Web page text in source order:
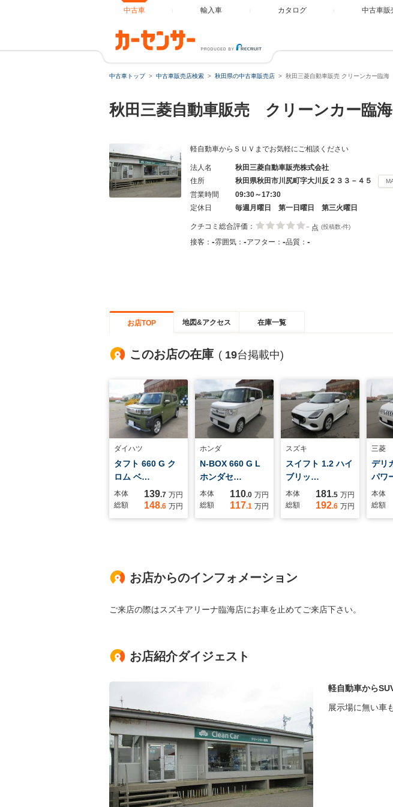
中古車 輸入車 カタログ 中古車販
中古車トップ 中古車販売店検索 秋田県の中古車販売店 秋田三菱自動車販売 クリーンカー臨海
秋田三菱自動車販売 クリーンカー臨海
軽自動車からＳＵＶまでお気軽にご相談ください
法人名
秋田三菱自動車販売株式会社
住所
秋田県秋田市川尻町字大川反２３３－４５
営業時間
09:30～17:30
定休日
毎週月曜日 第一日曜日 第三火曜日
クチコミ総合評価： - 点 (投稿数-件)
接客： -雰囲気： -アフター： -品質： -
お店TOP 地図&アクセス 在庫一覧
このお店の在庫 ( 19台掲載中)
ダイハツ
タフト 660 G ク
ロム ベ…
本体 139.7 万円
総額
148.6 万円
ホンダ
N-BOX 660 G L
ホンダセ…
本体 110.0 万円
総額
117.1 万円
スズキ
スイフト 1.2 ハイ
ブリッ…
本体 181.5 万円
総額
192.6 万円
三菱
デリ
パワ
本体
総額
お店からのインフォメーション
ご来店の際はスズキアリーナ臨海店にお車を止めてご来店下さい。
お店紹介ダイジェスト
軽自動車から
展示場に無い車